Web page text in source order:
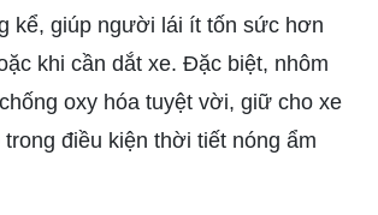
kể, giúp người lái ít tốn sức hơn
khi cần dắt xe. Đặc biệt, nhôm
oxy hóa tuyệt vời, giữ cho xe
trong điều kiện thời tiết nóng ẩm